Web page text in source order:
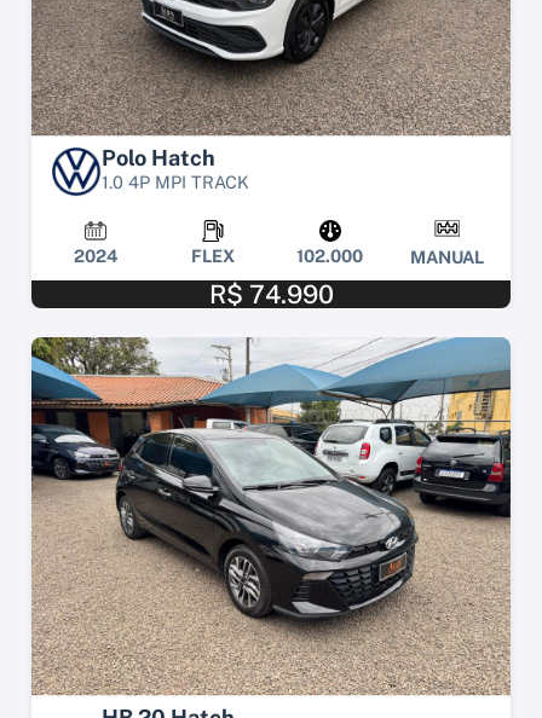
Polo Hatch
1.0 4P MPI TRACK
2024 FLEX 102.000 MANUAL
R$ 74.990